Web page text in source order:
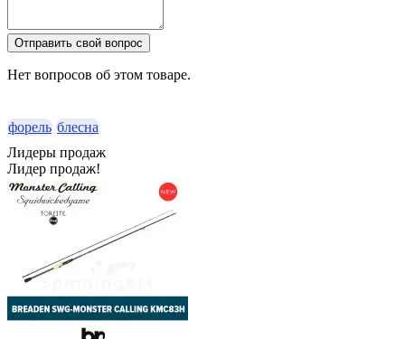
Отправить свой вопрос
Нет вопросов об этом товаре.
форель блесна
Лидеры продаж
Лидер продаж!